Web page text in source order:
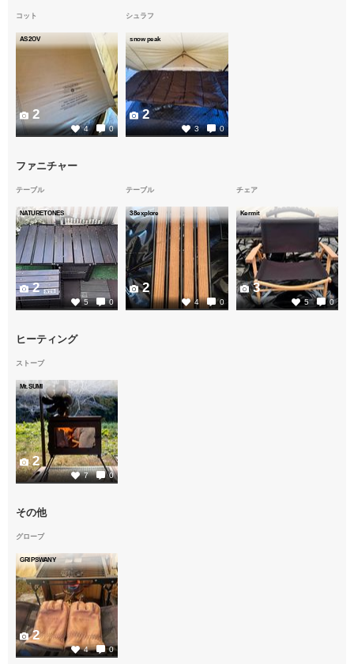
コット
AS2OV
4 0
2
シュラフ
snow peak
3 0
2
ファニチャー
テーブル
NATURETONES
5 0
2
テーブル
38explore
4 0
2
チェア
Kermit
5 0
3
ヒーティング
ストーブ
Mt.SUMI
7 0
2
その他
グローブ
GRIPSWANY
4 0
2